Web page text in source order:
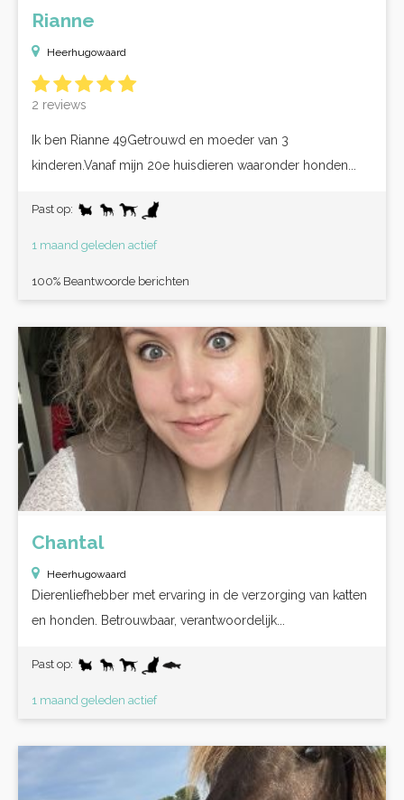
Rianne
Heerhugowaard
2 reviews
Ik ben Rianne 49Getrouwd en moeder van 3
kinderen.Vanaf mijn 20e huisdieren waaronder honden...
Past op:
1 maand geleden actief
100% Beantwoorde berichten
Chantal
Heerhugowaard
Dierenliefhebber met ervaring in de verzorging van katten
en honden. Betrouwbaar, verantwoordelijk...
Past op:
1 maand geleden actief